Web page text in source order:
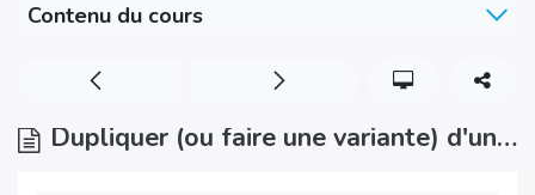
Contenu du cours
Dupliquer (ou faire une variante) d'un article